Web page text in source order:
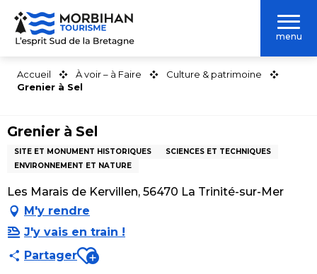
Aller
contenu
menu
Accueil À voir – à Faire
Culture & patrimoine
Grenier à Sel
Grenier à Sel
SITE ET MONUMENT HISTORIQUES
SCIENCES ET TECHNIQUES
ENVIRONNEMENT ET NATURE
Les Marais de Kervillen, 56470 La Trinité-sur-Mer
M'y rendre
J'y vais en train !
PartagerAjouter aux favoris